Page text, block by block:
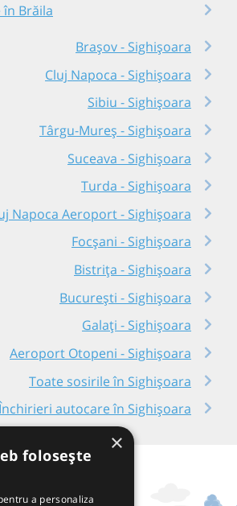
Brăila
Brașov - Sighișoara
Cluj Napoca - Sighișoara
Sibiu - Sighișoara
Târgu-Mureș - Sighișoara
Suceava - Sighișoara
Turda - Sighișoara
Napoca Aeroport - Sighișoara
Focșani - Sighișoara
Bistrița - Sighișoara
București - Sighișoara
Galați - Sighișoara
Aeroport Otopeni - Sighișoara
Toate sosirile în Sighișoara
autocare în Sighișoara
×
folosește
a personaliza